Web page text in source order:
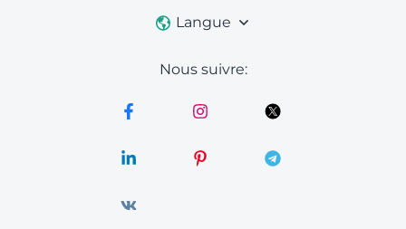
Langue
Nous suivre: